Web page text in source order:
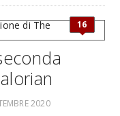
16
2020